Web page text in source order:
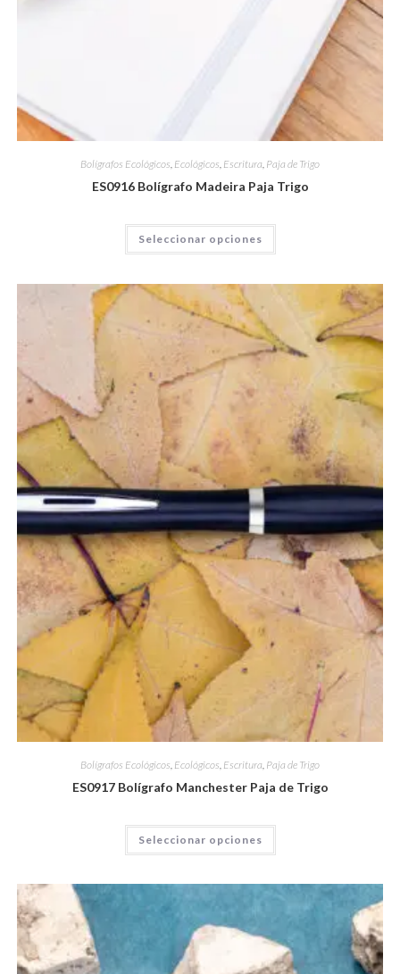
Bolígrafos Ecológicos, Ecológicos, Escritura, Paja de Trigo
ES0916 Bolígrafo Madeira Paja Trigo
Seleccionar opciones
Bolígrafos Ecológicos Ecológicos Escritura Paja de Trigo
ES0917 Bolígrafo Manchester Paja de Trigo
Seleccionar opciones